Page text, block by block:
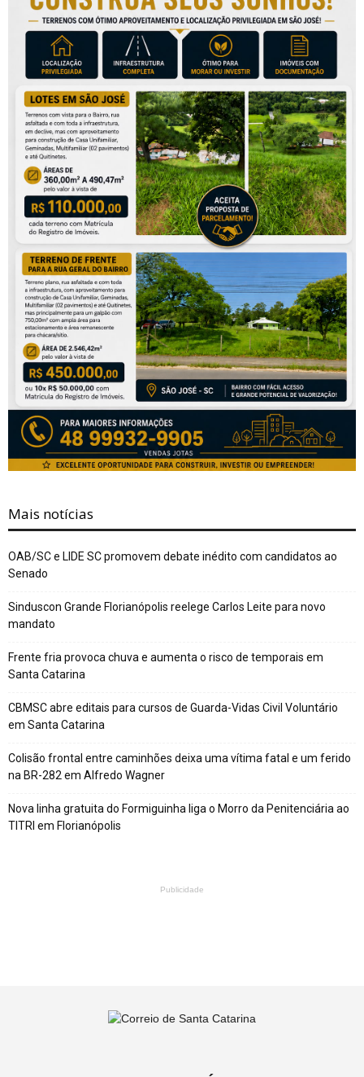
Mais notícias
OAB/SC e LIDE SC promovem debate inédito com candidatos ao
Senado
Sinduscon Grande Florianópolis reelege Carlos Leite para novo
mandato
Frente fria provoca chuva e aumenta o risco de temporais em
Santa Catarina
CBMSC abre editais para cursos de Guarda-Vidas Civil Voluntário
em Santa Catarina
Colisão frontal entre caminhões deixa uma vítima fatal e um ferido
na BR-282 em Alfredo Wagner
Nova linha gratuita do Formiguinha liga o Morro da Penitenciária ao
TITRI em Florianópolis
Publicidade